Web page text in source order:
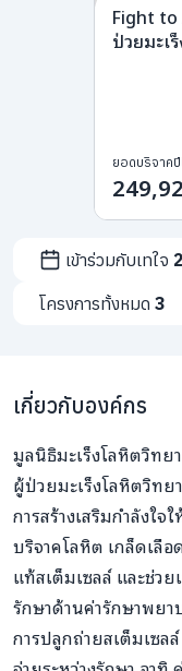
เข้าร่วมกับเทใจ
โครงการทั้งหมด 3
Fight to
ป่วยมะเ
ยอดบริจาค
เกี่ยวกับองค์กร
มูลนิธิมะเร็งโลหิตวิทย
ผู้ป่วยมะเร็งโลหิตวิทย
การสร้างเสริมกำลังใ
บริจาคโลหิต เกล็ดเลื
แท้สเต็มเซลล์ และช่ว
รักษาด้านค่ารักษาพยา
การปลูกถ่ายสเต็มเซล